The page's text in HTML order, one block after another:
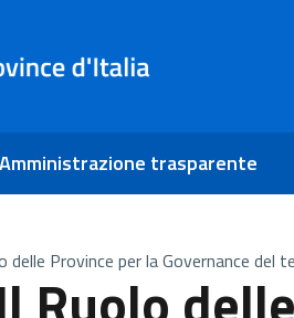
Amministrazione trasparente
delle Province per la Governance del